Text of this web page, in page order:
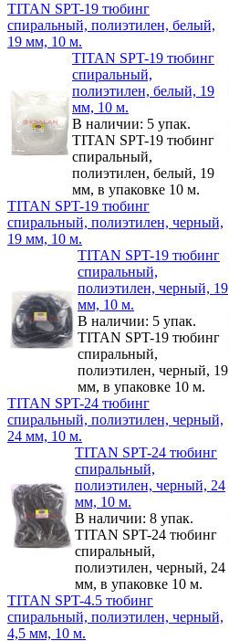
TITAN SPT-19 тюбинг
спиральный, полиэтилен, белый,
19 мм, 10 м.
TITAN SPT-19 тюбинг
спиральный,
полиэтилен, белый, 19
мм, 10 м.
В наличии: 5 упак.
TITAN SPT-19 тюбинг
спиральный,
полиэтилен, белый, 19
мм, в упаковке 10 м.
TITAN SPT-19 тюбинг
спиральный, полиэтилен, черный,
19 мм, 10 м.
TITAN SPT-19 тюбинг
спиральный,
полиэтилен, черный, 19
мм, 10 м.
В наличии: 5 упак.
TITAN SPT-19 тюбинг
спиральный,
полиэтилен, черный, 19
мм, в упаковке 10 м.
TITAN SPT-24 тюбинг
спиральный, полиэтилен, черный,
24 мм, 10 м.
TITAN SPT-24 тюбинг
спиральный,
полиэтилен, черный, 24
мм, 10 м.
В наличии: 8 упак.
TITAN SPT-24 тюбинг
спиральный,
полиэтилен, черный, 24
мм, в упаковке 10 м.
TITAN SPT-4.5 тюбинг
спиральный, полиэтилен, черный,
4,5 мм, 10 м.